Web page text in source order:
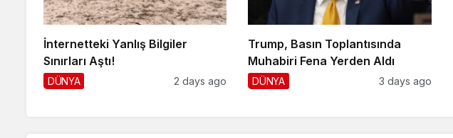
İnternetteki Yanlış Bilgiler
Sınırları Aştı!
DÜNYA 2 days ago
Trump, Basın Toplantısında
Muhabiri Fena Yerden Aldı
DÜNYA 3 days ago